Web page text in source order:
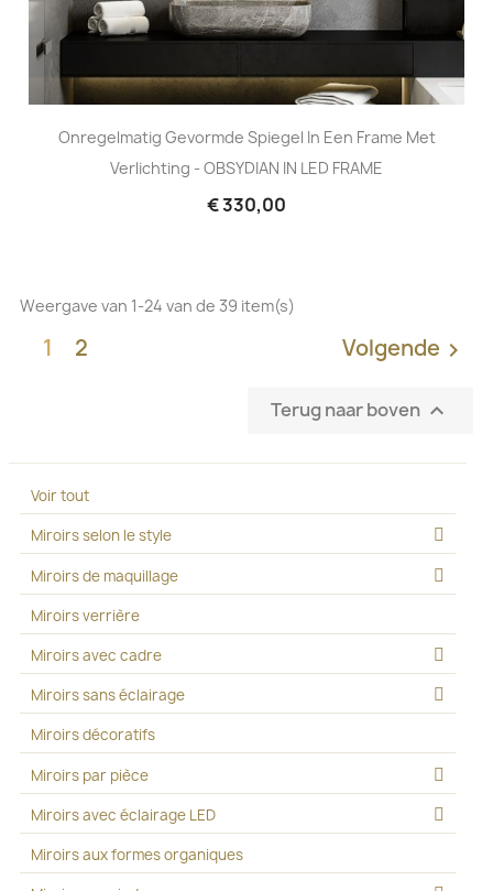
Voir tout
Miroirs selon le style
Miroirs de maquillage
Miroirs verrière
Miroirs avec cadre
Miroirs sans éclairage
Miroirs décoratifs
Miroirs par pièce
Miroirs avec éclairage LED
Miroirs aux formes organiques
Onregelmatig Gevormde Spiegel In Een Frame Met
Verlichting - OBSYDIAN IN LED FRAME
€ 330,00
Weergave van 1-24 van de 39 item(s)
1 2 Volgende 
Terug naar boven 